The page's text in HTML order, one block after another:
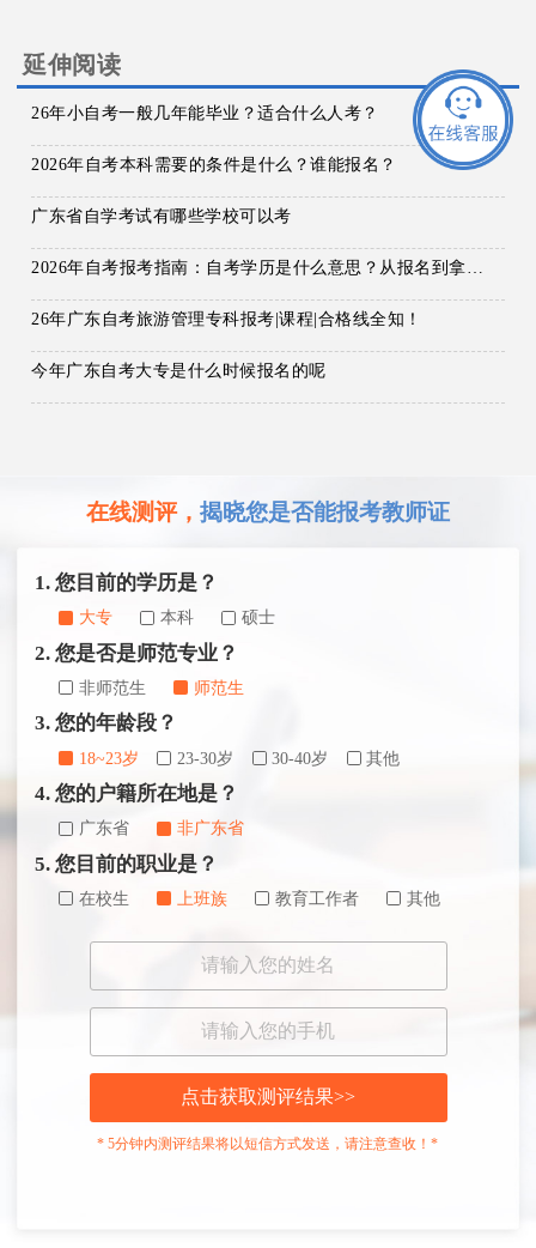
延伸阅读
26年小自考一般几年能毕业？适合什么人考？
2026年自考本科需要的条件是什么？谁能报名？
广东省自学考试有哪些学校可以考
26年广东自考旅游管理专科报考|课程|合格线全知！
今年广东自考大专是什么时候报名的呢
在线测评， 揭晓您是否能报考教师证
1. 您目前的学历是？
大专 本科 硕士
2. 您是否是师范专业？
非师范生 师范生
3. 您的年龄段？
18~23岁 23-30岁 30-40岁 其他
4. 您的户籍所在地是？
广东省 非广东省
5. 您目前的职业是？
在校生 上班族 教育工作者 其他
点击获取测评结果>>
* 5分钟内测评结果将以短信方式发送，请注意查收！*